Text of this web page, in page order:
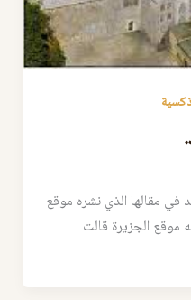
في مقالها الذي نشره موقع
موقع الجزيرة قالت